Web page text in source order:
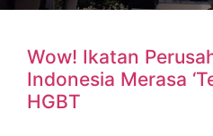
Wow! Ikatan
Indonesia Merasa
HGBT